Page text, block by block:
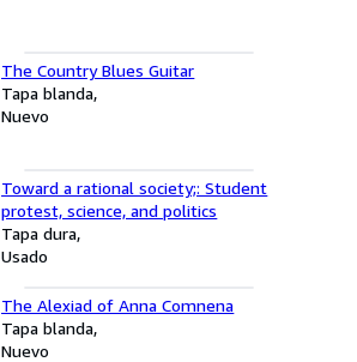
The Country Blues Guitar
Tapa blanda
Nuevo
Toward a rational society;: Student
protest, science, and politics
Tapa dura
Usado
The Alexiad of Anna Comnena
Tapa blanda
Nuevo